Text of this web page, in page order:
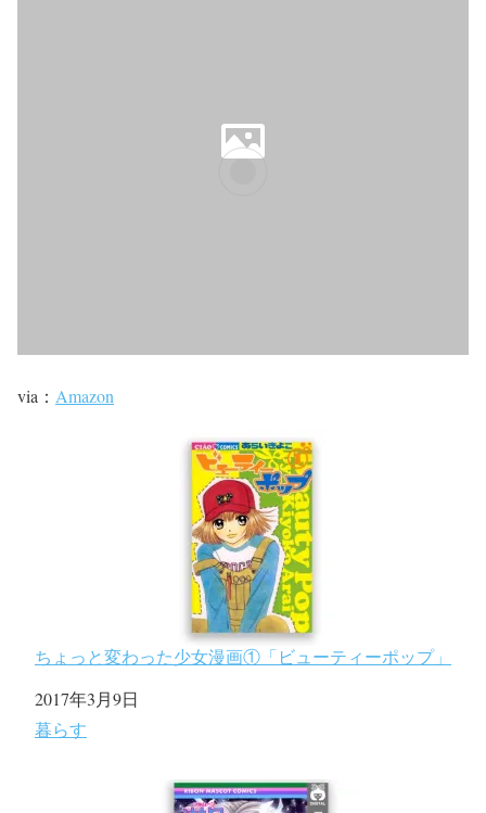
via： Amazon
ちょっと変わった少女漫画①「ビューティーポップ」
日付
2017年3月9日
関連理由
暮らす